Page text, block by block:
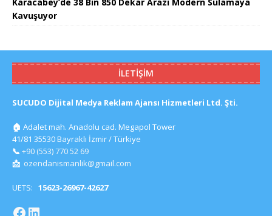
Kavuşuyor
İLETIŞIM
SUCUDO Dijital Medya Reklam Ajansı Hizmetleri Ltd. Şti.
🏠 Adalet mah. Anadolu cad. Megapol Tower
41/81 35530 Bayraklı İzmir / Türkiye
📞 +90 (553) 770 52 69
📩 ozendanismanlik@gmail.com
UETS: 15623-26967-42627